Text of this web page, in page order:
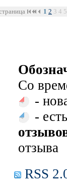
1 2 3 4 5
Со
-
-
отзыва
RSS